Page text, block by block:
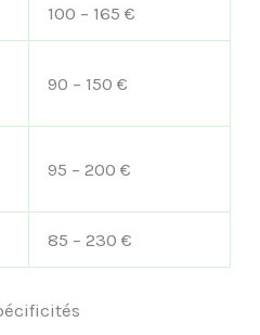
100 – 165 €
90 – 150 €
95 – 200 €
85 – 230 €